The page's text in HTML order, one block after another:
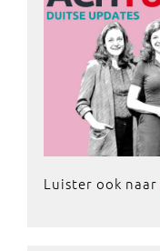
Luister ook naar